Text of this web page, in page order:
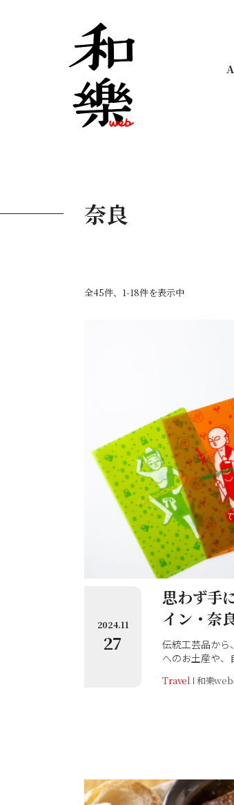
奈良
全45件、1-18件を表示中
2024.11
27
思わず手
イン・奈
伝統工芸品か
へのお土産や、
るものばかりな
Travel 和樂